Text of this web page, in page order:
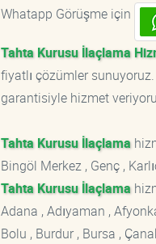
Whatapp Görüşme için
Tahta Kurusu İlaçlama
fiyatlı çözümler
garantisiyle hizmet
Tahta Kurusu İlaçlama
Bingöl Merkez , Genç ,
Tahta Kurusu İlaçlama
Adana , Adıyaman ,
Bolu , Burdur , Bursa ,